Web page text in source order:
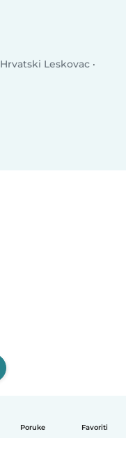
Poruke Favoriti
Hrvatski Leskovac